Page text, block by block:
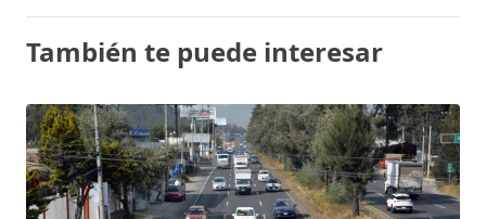
También te puede interesar